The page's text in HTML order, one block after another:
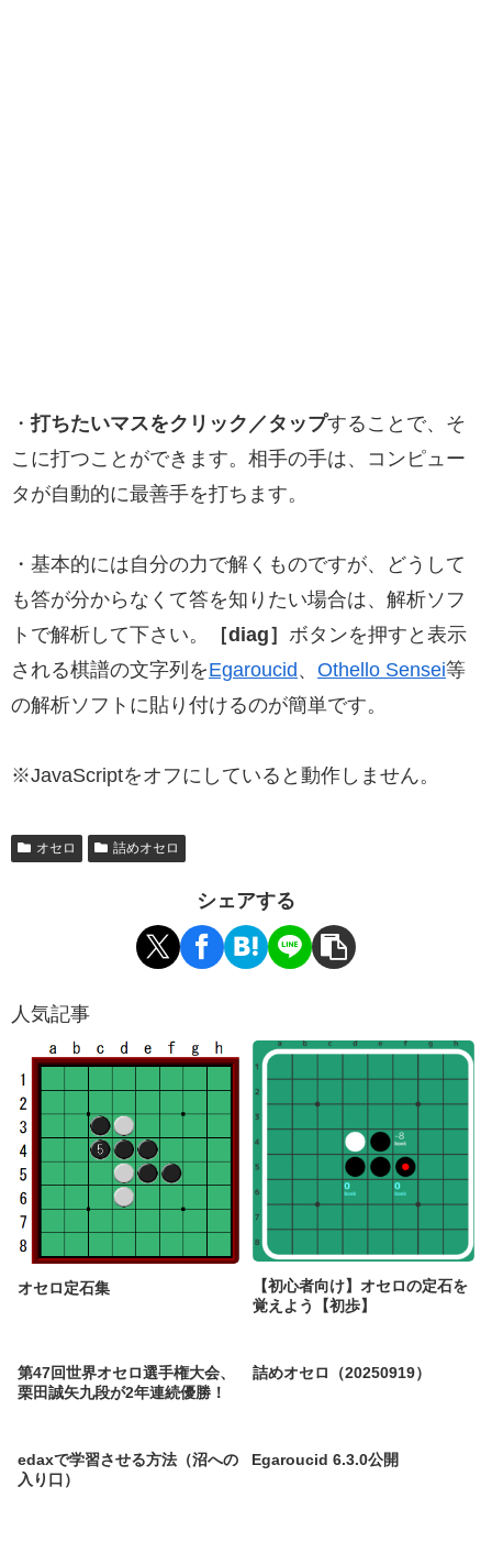
・打ちたいマスをクリック／タップすることで、そ
こに打つことができます。相手の手は、コンピュー
タが自動的に最善手を打ちます。
・基本的には自分の力で解くものですが、どうして
も答が分からなくて答を知りたい場合は、解析ソフ
トで解析して下さい。
［diag］ ボタンを押すと表示
される棋譜の文字列をEgaroucid、 Othello Sensei等
の解析ソフトに貼り付けるのが簡単です。
※JavaScriptをオフにしていると動作しません。
オセロ 詰めオセロ
シェアする
人気記事
オセロ定石集
【初心者向け】オセロの定石を
覚えよう【初歩】
第47回世界オセロ選手権大会、
栗田誠矢九段が2年連続優勝！
詰めオセロ（20250919）
edaxで学習させる方法（沼への
入り口）
Egaroucid 6.3.0公開